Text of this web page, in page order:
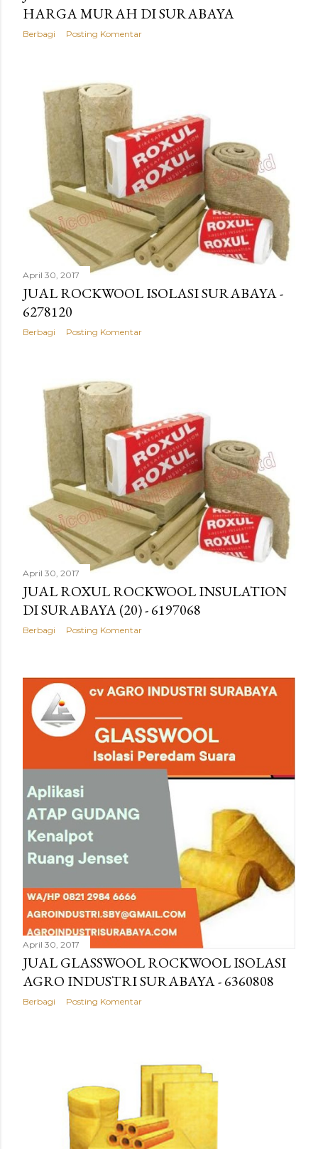
HARGA MURAH DI SURABAYA
Berbagi Posting Komentar
April 30, 2017
JUAL ROCKWOOL ISOLASI SURABAYA -
6278120
Berbagi Posting Komentar
April 30, 2017
JUAL ROXUL ROCKWOOL INSULATION
DI SURABAYA (20) - 6197068
Berbagi Posting Komentar
April 30, 2017
JUAL GLASSWOOL ROCKWOOL ISOLASI
AGRO INDUSTRI SURABAYA - 6360808
Berbagi Posting Komentar